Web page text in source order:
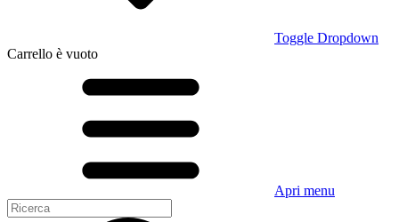
Toggle Dropdown
Carrello è vuoto
Apri menu